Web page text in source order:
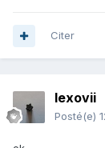
Citer
lexovii
Posté(e)